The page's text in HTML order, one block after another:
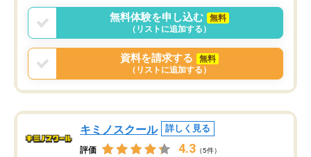
言う事で講師変更の申し出があり、あ
まりに短期での変更だった為、塾に通
う事にして退会しました。遅れも取り
戻せ、授業内容や講師の方は良かった
と思います。
無料体験を申し込む
無料
（リストに追加する）
資料を請求する
無料
（リストに追加する）
キミノスクール 詳しく見る
評価 4.3 （5件）